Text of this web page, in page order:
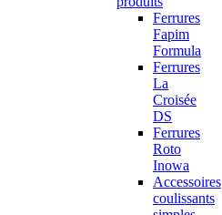
Ferrures
Fapim
Formula
Ferrures
La
Croisée
DS
Ferrures
Roto
Inowa
Accessoires
coulissants